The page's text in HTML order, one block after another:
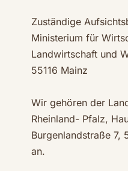
Zuständige
Ministerium für
Landwirtschaft und
55116 Mainz
Wir gehören der
Rheinland- Pfalz,
Burgenlandstraße 7,
an.